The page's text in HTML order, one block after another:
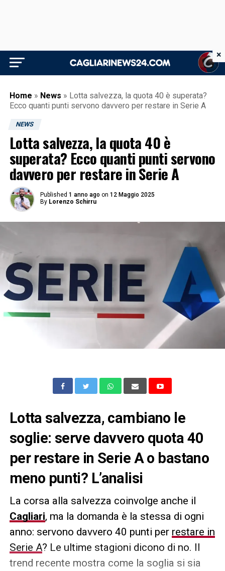
Home » News » Lotta salvezza, la quota 40 è superata?
Ecco quanti punti servono davvero per restare in Serie A
NEWS
Lotta salvezza, la quota 40 è
superata? Ecco quanti punti servono
davvero per restare in Serie A
Published 1 anno ago on 12 Maggio 2025
By Lorenzo Schirru
Lotta salvezza, cambiano le
soglie: serve davvero quota 40
per restare in Serie A o bastano
meno punti? L’analisi
La corsa alla salvezza coinvolge anche il
Cagliari, ma la domanda è la stessa di ogni
anno: servono davvero 40 punti per restare in
Serie A? Le ultime stagioni dicono di no. Il
trend recente mostra come la soglia si sia
×